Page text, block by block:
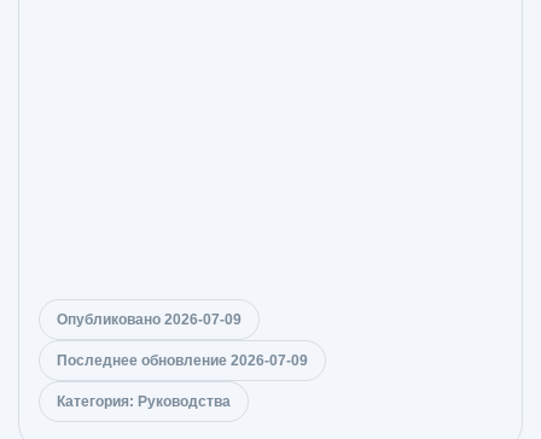
Опубликовано 2026-07-09
Последнее обновление 2026-07-09
Категория: Руководства